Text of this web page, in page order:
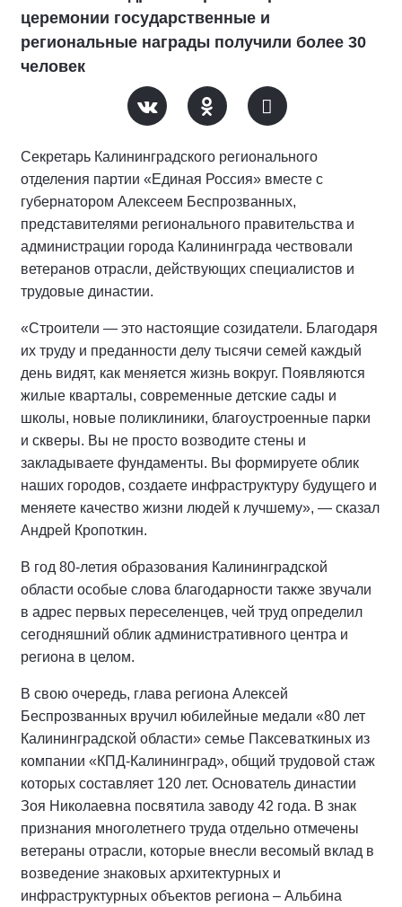
церемонии государственные и
региональные награды получили более 30
человек
Секретарь Калининградского регионального
отделения партии «Единая Россия» вместе с
губернатором Алексеем Беспрозванных,
представителями регионального правительства и
администрации города Калининграда чествовали
ветеранов отрасли, действующих специалистов и
трудовые династии.
«Строители — это настоящие созидатели. Благодаря
их труду и преданности делу тысячи семей каждый
день видят, как меняется жизнь вокруг. Появляются
жилые кварталы, современные детские сады и
школы, новые поликлиники, благоустроенные парки
и скверы. Вы не просто возводите стены и
закладываете фундаменты. Вы формируете облик
наших городов, создаете инфраструктуру будущего и
меняете качество жизни людей к лучшему», — сказал
Андрей Кропоткин.
В год 80-летия образования Калининградской
области особые слова благодарности также звучали
в адрес первых переселенцев, чей труд определил
сегодняшний облик административного центра и
региона в целом.
В свою очередь, глава региона Алексей
Беспрозванных вручил юбилейные медали «80 лет
Калининградской области» семье Паксеваткиных из
компании «КПД-Калининград», общий трудовой стаж
которых составляет 120 лет. Основатель династии
Зоя Николаевна посвятила заводу 42 года. В знак
признания многолетнего труда отдельно отмечены
ветераны отрасли, которые внесли весомый вклад в
возведение знаковых архитектурных и
инфраструктурных объектов региона – Альбина